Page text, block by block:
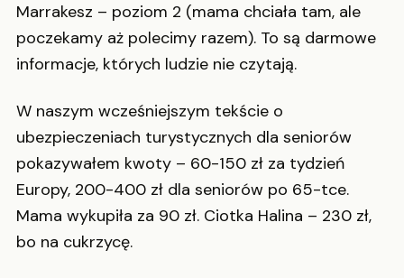
Marrakesz – poziom 2 (mama chciała tam, ale
poczekamy aż polecimy razem). To są darmowe
informacje, których ludzie nie czytają.
W naszym wcześniejszym tekście o
ubezpieczeniach turystycznych dla seniorów
pokazywałem kwoty – 60-150 zł za tydzień
Europy, 200-400 zł dla seniorów po 65-tce.
Mama wykupiła za 90 zł. Ciotka Halina – 230 zł,
bo na cukrzycę.